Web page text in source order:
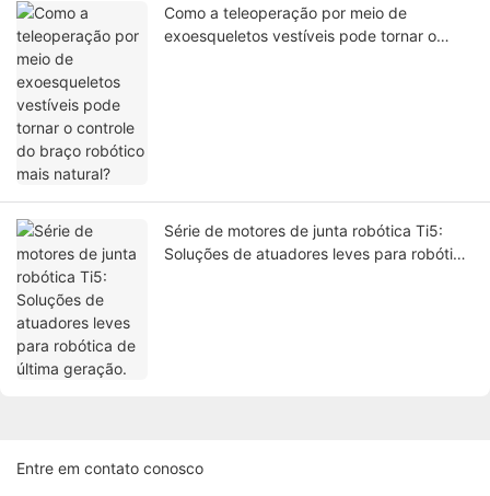
Como a teleoperação por meio de
exoesqueletos vestíveis pode tornar o
Série de motores de junta robótica Ti5:
Soluções de atuadores leves para robótica
Entre em contato conosco